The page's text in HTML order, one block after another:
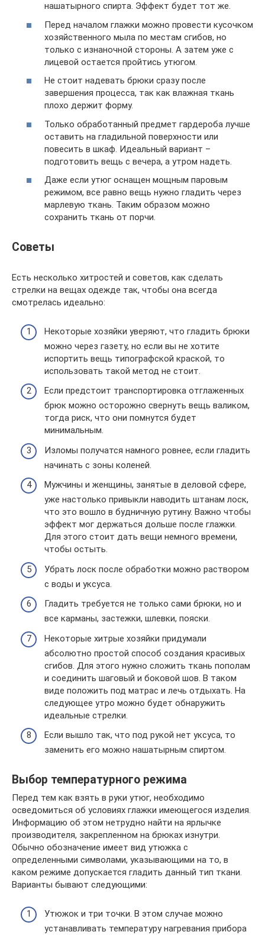
нашатырного спирта. Эффект будет тот же.
Перед началом глажки можно провести кусочком
хозяйственного мыла по местам сгибов, но
только с изнаночной стороны. А затем уже с
лицевой остается пройтись утюгом.
Не стоит надевать брюки сразу после
завершения процесса, так как влажная ткань
плохо держит форму.
Только обработанный предмет гардероба лучше
оставить на гладильной поверхности или
повесить в шкаф. Идеальный вариант –
подготовить вещь с вечера, а утром надеть.
Даже если утюг оснащен мощным паровым
режимом, все равно вещь нужно гладить через
марлевую ткань. Таким образом можно
сохранить ткань от порчи.
Советы
Есть несколько хитростей и советов, как сделать
стрелки на вещах одежде так, чтобы она всегда
смотрелась идеально:
Некоторые хозяйки уверяют, что гладить брюки
можно через газету, но если вы не хотите
испортить вещь типографской краской, то
использовать такой метод не стоит.
Если предстоит транспортировка отглаженных
брюк можно осторожно свернуть вещь валиком,
тогда риск, что они помнутся будет
минимальным.
Изломы получатся намного ровнее, если гладить
начинать с зоны коленей.
Мужчины и женщины, занятые в деловой сфере,
уже настолько привыкли наводить штанам лоск,
что это вошло в будничную рутину. Важно чтобы
эффект мог держаться дольше после глажки.
Для этого стоит дать вещи немного времени,
чтобы остыть.
Убрать лоск после обработки можно раствором
с воды и уксуса.
Гладить требуется не только сами брюки, но и
все карманы, застежки, шлевки, пояски.
Некоторые хитрые хозяйки придумали
абсолютно простой способ создания красивых
сгибов. Для этого нужно сложить ткань пополам
и соединить шаговый и боковой шов. В таком
виде положить под матрас и лечь отдыхать. На
следующее утро можно будет обнаружить
идеальные стрелки.
Если вышло так, что под рукой нет уксуса, то
заменить его можно нашатырным спиртом.
Выбор температурного режима
Перед тем как взять в руки утюг, необходимо
осведомиться об условиях глажки имеющегося изделия.
Информацию об этом нетрудно найти на ярлычке
производителя, закрепленном на брюках изнутри.
Обычно обозначение имеет вид утюжка с
определенными символами, указывающими на то, в
каком режиме допускается гладить данный тип ткани.
Варианты бывают следующими:
Утюжок и три точки. В этом случае можно
устанавливать температуру нагревания прибора